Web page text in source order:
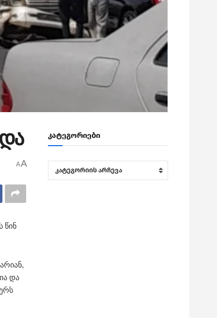
AA
წინ
და
კატეგორიები
კატეგორიები
კატეგორიის არჩევა